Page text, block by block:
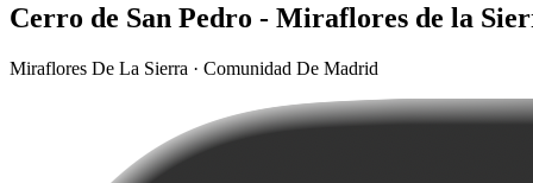
Cerro de San Pedro - Miraflores de la
Miraflores De La Sierra · Comunidad De Madrid